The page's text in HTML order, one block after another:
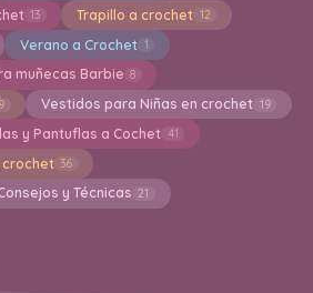
13 Trapillo a crochet 12
Verano a Crochet 1
muñecas Barbie 8
Vestidos para Niñas en crochet 19
y Pantuflas a Cochet 41
36
y Técnicas 21